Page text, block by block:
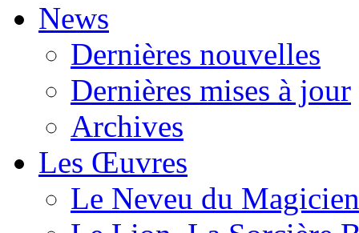
News
Dernières nouvelles
Dernières mises à jour
Archives
Les Œuvres
Le Neveu du Magicien